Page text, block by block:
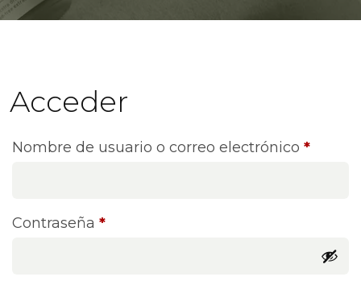
Acceder
Nombre de usuario o correo electrónico *
Contraseña *